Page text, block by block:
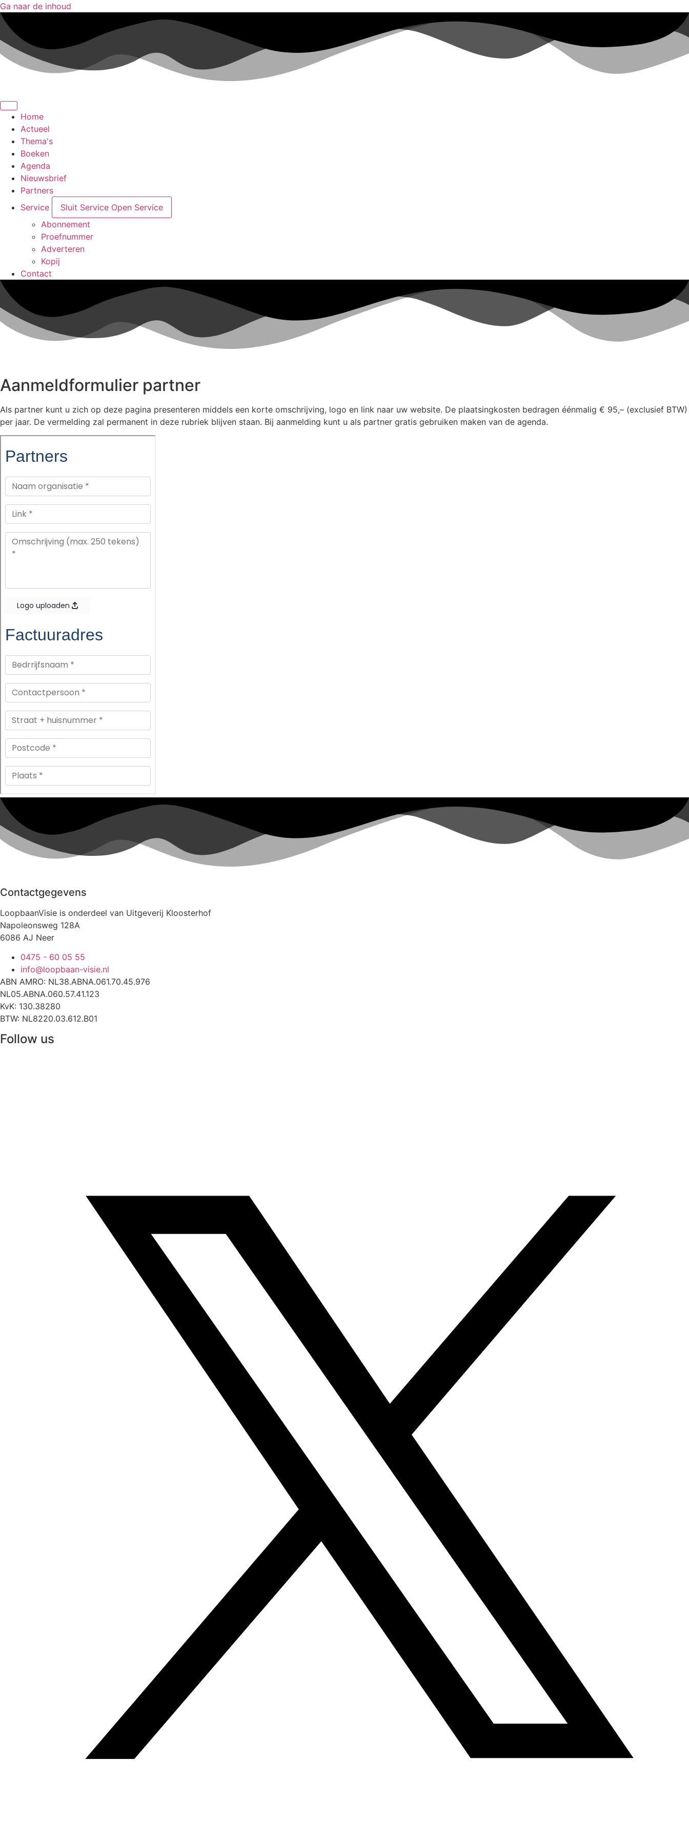
Ga naar de inhoud
Home
Actueel
Thema's
Boeken
Agenda
Nieuwsbrief
Partners
Service
Sluit Service Open Service
Abonnement
Proefnummer
Adverteren
Kopij
Contact
Aanmeldformulier partner
Als partner kunt u zich op deze pagina presenteren middels een korte omschrijving, logo en link naar uw website. De plaatsingkosten bedragen éénmalig € 95,– (exclusief BTW)
per jaar. De vermelding zal permanent in deze rubriek blijven staan. Bij aanmelding kunt u als partner gratis gebruiken maken van de agenda.
Contactgegevens
LoopbaanVisie is onderdeel van Uitgeverij Kloosterhof
Napoleonsweg 128A
6086 AJ Neer
0475 - 60 05 55
info@loopbaan-visie.nl
ABN AMRO: NL38.ABNA.061.70.45.976
NL05.ABNA.060.57.41.123
KvK: 130.38280
BTW: NL8220.03.612.B01
Follow us